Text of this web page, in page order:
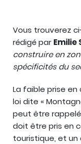
Vous trouverez
rédigé parEmilie
construire en
spécificités du
La faible prise
loi dite «
peut être
doit être pris en
touristique, et un